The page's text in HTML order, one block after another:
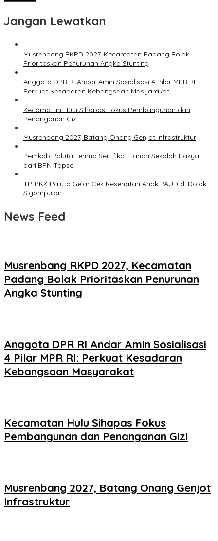
Jangan Lewatkan
Musrenbang RKPD 2027, Kecamatan Padang Bolak
Prioritaskan Penurunan Angka Stunting
Anggota DPR RI Andar Amin Sosialisasi 4 Pilar MPR RI:
Perkuat Kesadaran Kebangsaan Masyarakat
Kecamatan Hulu Sihapas Fokus Pembangunan dan
Penanganan Gizi
Musrenbang 2027, Batang Onang Genjot Infrastruktur
Pemkab Paluta Terima Sertifikat Tanah Sekolah Rakyat
dari BPN Tapsel
TP-PKK Paluta Gelar Cek Kesehatan Anak PAUD di Dolok
Sigompulon
News Feed
Musrenbang RKPD 2027, Kecamatan
Padang Bolak Prioritaskan Penurunan
Angka Stunting
Anggota DPR RI Andar Amin Sosialisasi
4 Pilar MPR RI: Perkuat Kesadaran
Kebangsaan Masyarakat
Kecamatan Hulu Sihapas Fokus
Pembangunan dan Penanganan Gizi
Musrenbang 2027, Batang Onang Genjot
Infrastruktur